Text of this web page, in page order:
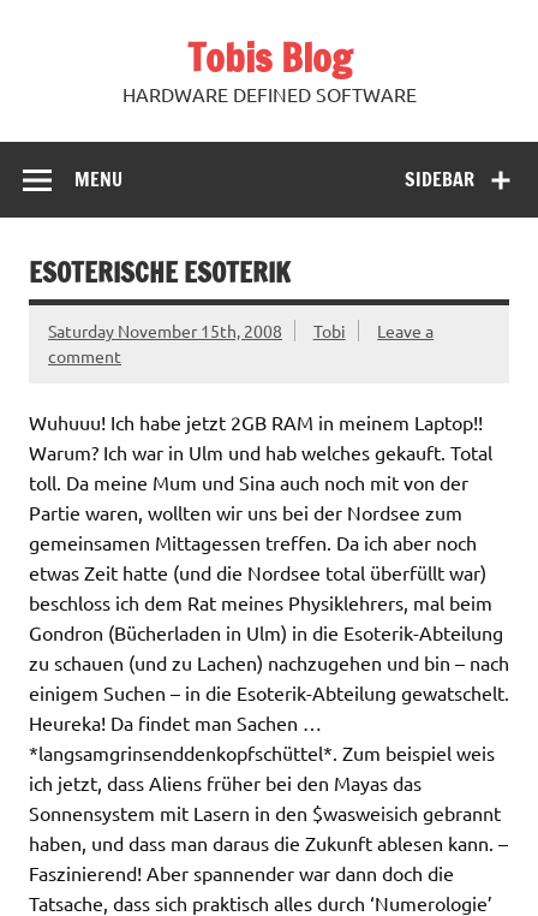
Tobis Blog
HARDWARE DEFINED SOFTWARE
SIDEBAR
MENU
ESOTERISCHE ESOTERIK
Saturday November 15th, 2008 Tobi
Leave a
comment
Wuhuuu! Ich habe jetzt 2GB RAM in meinem Laptop!!
Warum? Ich war in Ulm und hab welches gekauft. Total
toll. Da meine Mum und Sina auch noch mit von der
Partie waren, wollten wir uns bei der Nordsee zum
gemeinsamen Mittagessen treffen. Da ich aber noch
etwas Zeit hatte (und die Nordsee total überfüllt war)
beschloss ich dem Rat meines Physiklehrers, mal beim
Gondron (Bücherladen in Ulm) in die Esoterik-Abteilung
zu schauen (und zu Lachen) nachzugehen und bin – nach
einigem Suchen – in die Esoterik-Abteilung gewatschelt.
Heureka! Da findet man Sachen …
*langsamgrinsenddenkopfschüttel*. Zum beispiel weis
ich jetzt, dass Aliens früher bei den Mayas das
Sonnensystem mit Lasern in den $wasweisich gebrannt
haben, und dass man daraus die Zukunft ablesen kann. –
Faszinierend! Aber spannender war dann doch die
Tatsache, dass sich praktisch alles durch ‘Numerologie’